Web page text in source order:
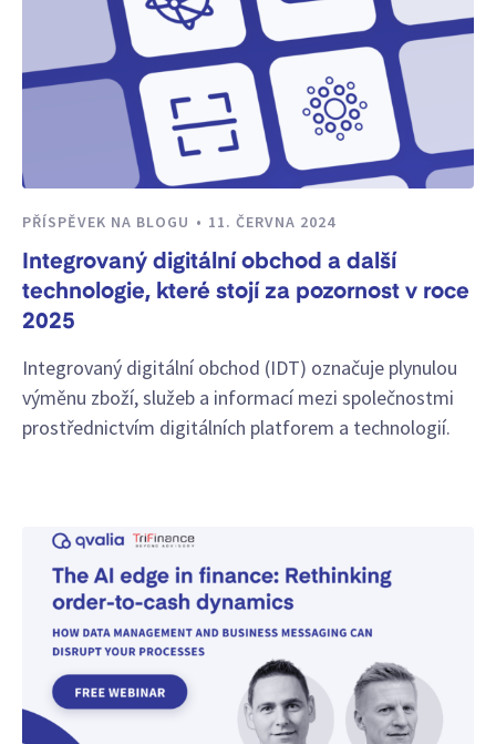
PŘÍSPĚVEK NA BLOGU 11. ČERVNA 2024
Integrovaný digitální obchod a další
technologie, které stojí za pozornost v roce
2025
Integrovaný digitální obchod (IDT) označuje plynulou
výměnu zboží, služeb a informací mezi společnostmi
prostřednictvím digitálních platforem a technologií.